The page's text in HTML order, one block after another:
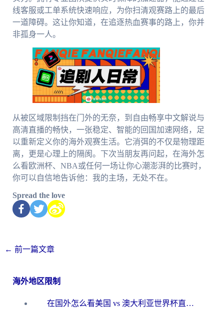
线客服或工单系统快速响应，为你扫清观赛路上的最后
一道障碍。这让你知道，在追逐热血赛事的路上，你并
非孤身一人。
从被区域限制挡在门外的无奈，到自由畅享中文解说与
高清直播的畅快，一张稳定、智能的回国加速网络，足
以重新定义你的海外观赛生活。它消弭的不仅是物理距
离，更是心理上的隔阂。下次当朋友再问起，在海外怎
么看欧洲杯、NBA或任何一场让你心潮澎湃的比赛时，
你可以自信地告诉他：我的主场，无处不在。
Spread the love
← 前一篇文章
海外地区限制
在国外怎么看美国 vs 澳大利亚世界杯直播？海外党必藏的中文解说观赛指南